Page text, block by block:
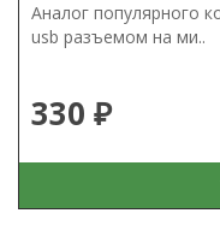
Аналог популярного
usb разъемом на ми..
330 ₽